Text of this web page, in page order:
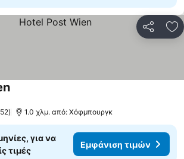
1.0 χλμ. από: Χόφμπουργκ
για να
τιμές
Εμφάνιση τιμών